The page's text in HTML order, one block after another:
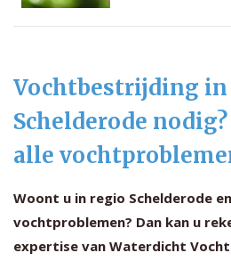
Vochtbestrijding
Schelderode
alle
Woont u in regio Schelderode
vochtproblemen? Dan kan u
expertise van Waterdicht